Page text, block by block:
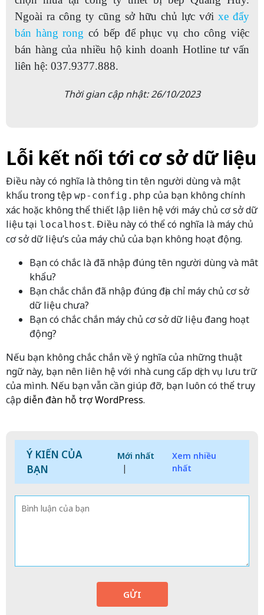
Ngoài ra công ty cũng sở hữu chủ lực với xe đẩy
bán hàng rong có bếp để phục vụ cho công việc
bán hàng của nhiều hộ kinh doanh Hotline tư vấn
liên hệ: 037.9377.888.
Thời gian cập nhật: 26/10/2023
Lỗi kết nối tới cơ sở dữ liệu
Điều này có nghĩa là thông tin tên người dùng và mật
khẩu trong tệp wp-config.php của bạn không chính
xác hoặc không thể thiết lập liên hệ với máy chủ cơ sở dữ
liệu tại localhost. Điều này có thể có nghĩa là máy chủ
cơ sở dữ liệu’s của máy chủ của bạn không hoạt động.
Bạn có chắc là đã nhập đúng tên người dùng và mât
khẩu?
Bạn chắc chắn đã nhập đúng địa chỉ máy chủ cơ sở
dữ liệu chưa?
Bạn có chắc chắn máy chủ cơ sở dữ liệu đang hoạt
động?
Nếu bạn không chắc chắn về ý nghĩa của những thuật
ngữ này, bạn nên liên hệ với nhà cung cấp dịch vụ lưu trữ
của mình. Nếu bạn vẫn cần giúp đỡ, bạn luôn có thể truy
cậpdiễn đàn hỗ trợ WordPress.
Ý KIẾN CỦA
BẠN
Mới nhất
|
Xem nhiều
nhất
GỬI